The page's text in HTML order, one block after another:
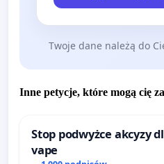
Twoje dane należą do
Inne petycje, które mogą cię
Stop podwyżce akcyzy
vape